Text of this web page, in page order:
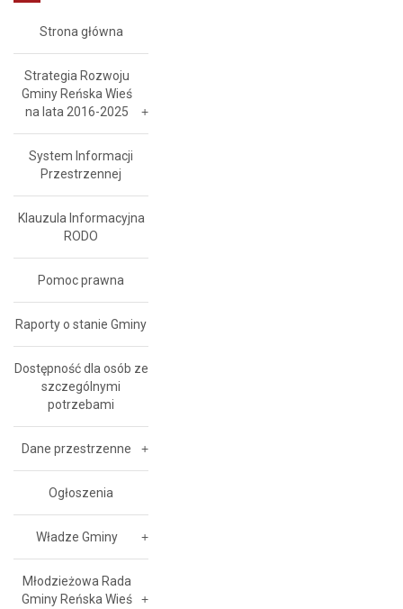
Strona główna
Strategia Rozwoju
Gminy Reńska Wieś
na lata 2016-2025
System Informacji
Przestrzennej
Klauzula Informacyjna
RODO
Pomoc prawna
Raporty o stanie Gminy
Dostępność dla osób ze
szczególnymi
potrzebami
Dane przestrzenne
Ogłoszenia
Władze Gminy
Młodzieżowa Rada
Gminy Reńska Wieś